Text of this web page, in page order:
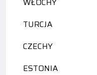
TURCJA
CZECHY
ESTONIA